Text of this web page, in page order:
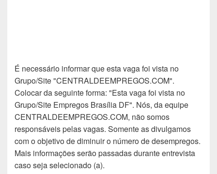
É necessário informar que esta vaga foi vista no
Grupo/Site "CENTRALDEEMPREGOS.COM".
Colocar da seguinte forma: "Esta vaga foi vista no
Grupo/Site Empregos Brasília DF". Nós, da equipe
CENTRALDEEMPREGOS.COM, não somos
responsáveis pelas vagas. Somente as divulgamos
com o objetivo de diminuir o número de desempregos.
Mais informações serão passadas durante entrevista
caso seja selecionado (a).